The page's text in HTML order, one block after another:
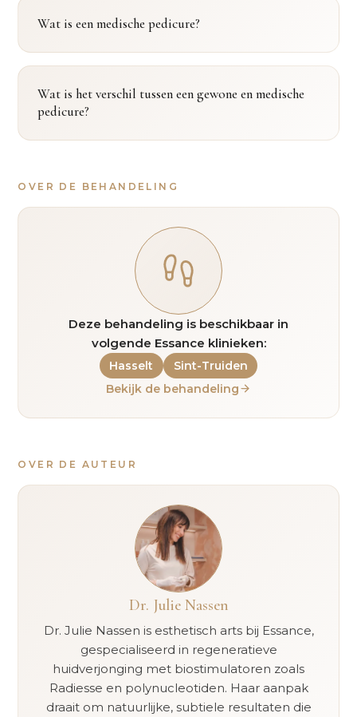
Wat is een medische pedicure?
Wat is het verschil tussen een gewone en medische
pedicure?
OVER DE BEHANDELING
Deze behandeling is beschikbaar in
volgende Essance klinieken:
Hasselt
Sint-Truiden
Bekijk de behandeling
OVER DE AUTEUR
Dr. Julie Nassen
Dr. Julie Nassen is esthetisch arts bij Essance,
gespecialiseerd in regeneratieve
huidverjonging met biostimulatoren zoals
Radiesse en polynucleotiden. Haar aanpak
draait om natuurlijke, subtiele resultaten die